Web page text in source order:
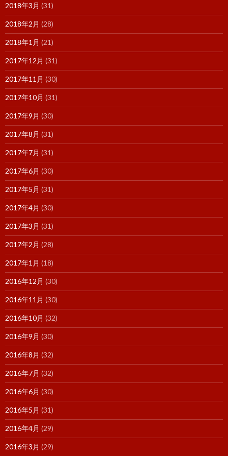
2018年3月 (31)
2018年2月 (28)
2018年1月 (21)
2017年12月 (31)
2017年11月 (30)
2017年10月 (31)
2017年9月 (30)
2017年8月 (31)
2017年7月 (31)
2017年6月 (30)
2017年5月 (31)
2017年4月 (30)
2017年3月 (31)
2017年2月 (28)
2017年1月 (18)
2016年12月 (30)
2016年11月 (30)
2016年10月 (32)
2016年9月 (30)
2016年8月 (32)
2016年7月 (32)
2016年6月 (30)
2016年5月 (31)
2016年4月 (29)
2016年3月 (29)